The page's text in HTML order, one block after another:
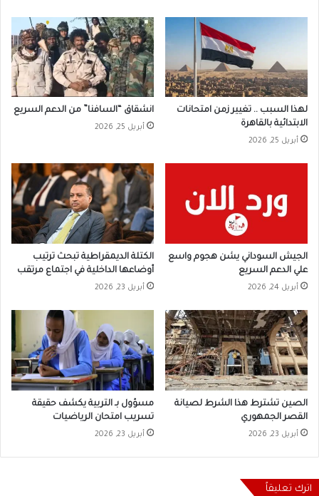
لهذا السبب .. تغيير زمن امتحانات
الابتدائية بالقاهرة
أبريل 25, 2026
انشقاق “السافنا” من الدعم السريع
أبريل 25, 2026
الجيش السوداني يشن هجوم واسع
علي الدعم السريع
أبريل 24, 2026
الكتلة الديمقراطية تبحث ترتيب
أوضاعها الداخلية في اجتماع مرتقب
أبريل 23, 2026
الصين تشترط هذا الشرط لصيانة
القصر الجمهوري
أبريل 23, 2026
مسؤول بـ التربية يكشف حقيقة
تسريب امتحان الرياضيات
أبريل 23, 2026
اترك تعليقاً